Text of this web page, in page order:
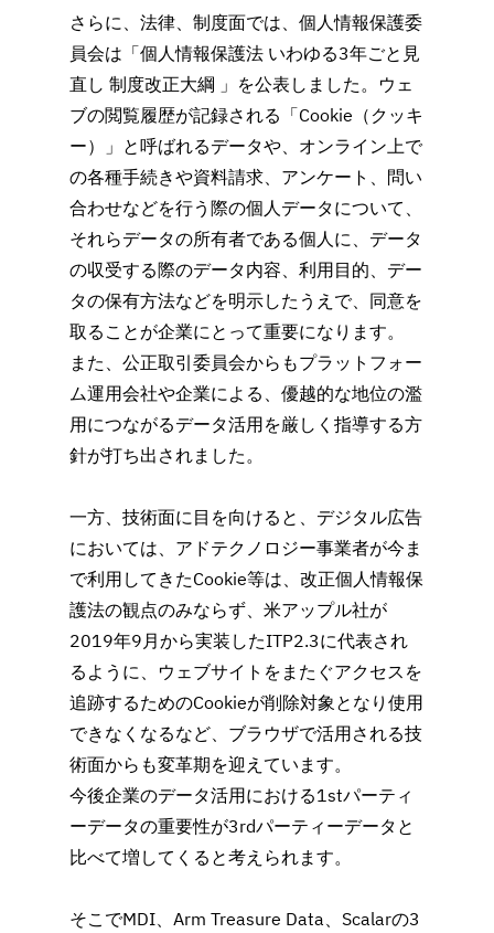
さらに、法律、制度面では、個人情報保護委
員会は「個人情報保護法 いわゆる3年ごと見
直し 制度改正大綱 」を公表しました。ウェ
ブの閲覧履歴が記録される「Cookie（クッキ
ー）」と呼ばれるデータや、オンライン上で
の各種手続きや資料請求、アンケート、問い
合わせなどを行う際の個人データについて、
それらデータの所有者である個人に、データ
の収受する際のデータ内容、利用目的、デー
タの保有方法などを明示したうえで、同意を
取ることが企業にとって重要になります。
また、公正取引委員会からもプラットフォー
ム運用会社や企業による、優越的な地位の濫
用につながるデータ活用を厳しく指導する方
針が打ち出されました。
一方、技術面に目を向けると、デジタル広告
においては、アドテクノロジー事業者が今ま
で利用してきたCookie等は、改正個人情報保
護法の観点のみならず、米アップル社が
2019年9月から実装したITP2.3に代表され
るように、ウェブサイトをまたぐアクセスを
追跡するためのCookieが削除対象となり使用
できなくなるなど、ブラウザで活用される技
術面からも変革期を迎えています。
今後企業のデータ活用における1stパーティ
ーデータの重要性が3rdパーティーデータと
比べて増してくると考えられます。
そこでMDI、Arm Treasure Data、Scalarの3